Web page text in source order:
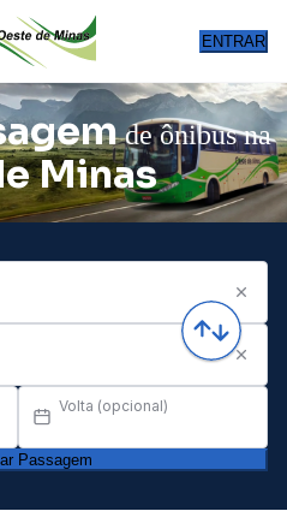
ENTRAR
de ônibus na
Minas
Volta (opcional)
Passagem